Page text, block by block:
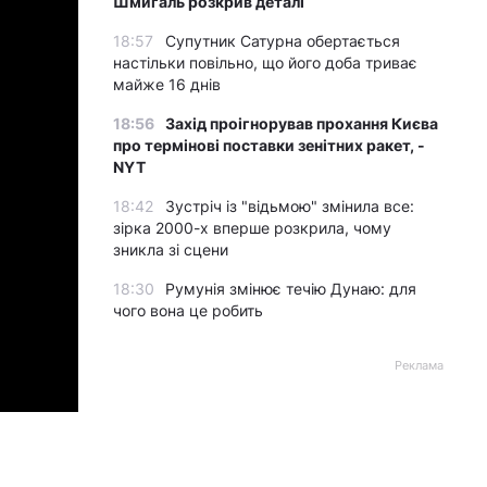
18:57
Супутник Сатурна обертається
настільки повільно, що його доба триває
майже 16 днів
18:56 Захід проігнорував прохання Києва
про термінові поставки зенітних ракет, -
NYT
18:42
Зустріч із "відьмою" змінила все:
зірка 2000-х вперше розкрила, чому
зникла зі сцени
18:30
Румунія змінює течію Дунаю: для
чого вона це робить
Реклама